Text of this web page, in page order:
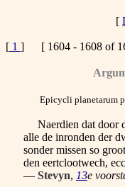
[
[ 1 ] [ 1604 - 1608 of
Epicycli planetarum
Naerdien dat door
alle de inronden der
sonder missen so
den eertclootwech,
— Stevyn, 13e